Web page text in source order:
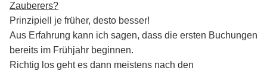
Zauberers?
Prinzipiell je früher, desto besser!
Aus Erfahrung kann ich sagen, dass die ersten Buchungen
bereits im Frühjahr beginnen.
Richtig los geht es dann meistens nach den